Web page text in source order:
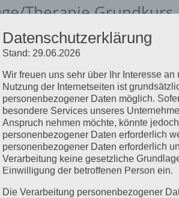
Therapie Grundkurs
Eine altbewährte
an den Reflexpunkten am Fuß lösen
und entspannter, sein...
Datenschutzerklärung
Stand: 29.06.2026
Wir freuen uns sehr über Ihr Interesse
Nutzung der Internetseiten ist
personenbezogener Daten möglich.
besondere Services unseres
Anspruch nehmen möchte, könnte
personenbezogener Daten erforderlich
personenbezogener Daten erforderlich
Verarbeitung keine gesetzliche
Einwilligung der betroffenen Person ein.
Die Verarbeitung personenbezogener